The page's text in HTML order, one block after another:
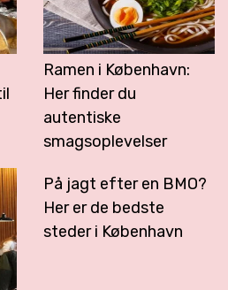
Ramen i København:
Her finder du
autentiske
smagsoplevelser
På jagt efter en BMO?
Her er de bedste
steder i København